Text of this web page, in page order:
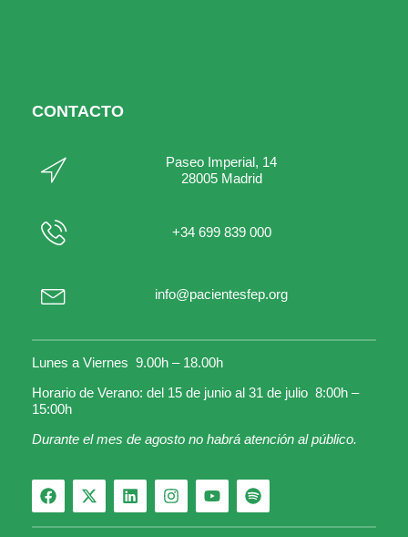
CONTACTO
Paseo Imperial, 14
28005 Madrid
+34 699 839 000
info@pacientesfep.org
Lunes a Viernes 9.00h – 18.00h
Horario de Verano: del 15 de junio al 31 de julio 8:00h –
15:00h
Durante el mes de agosto no habrá atención al público.